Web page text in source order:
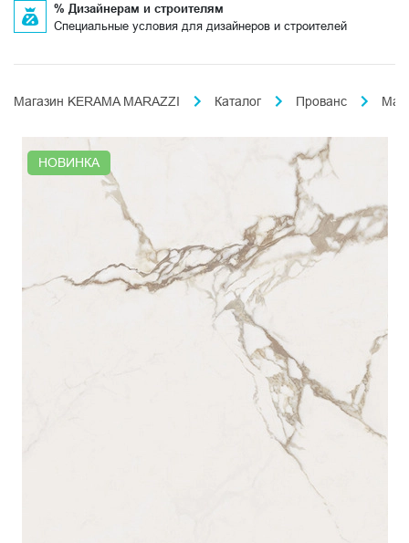
% Дизайнерам и строителям
Специальные условия для дизайнеров и строителей
Магазин KERAMA MARAZZI Каталог Прованс
НОВИНКА